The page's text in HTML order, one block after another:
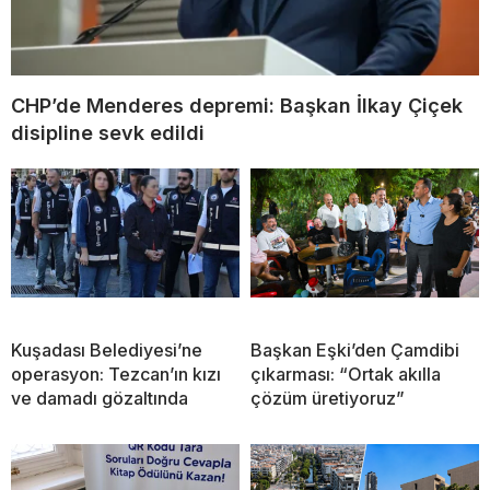
CHP’de Menderes depremi: Başkan İlkay Çiçek
disipline sevk edildi
Kuşadası Belediyesi’ne
operasyon: Tezcan’ın kızı
ve damadı gözaltında
Başkan Eşki’den Çamdibi
çıkarması: “Ortak akılla
çözüm üretiyoruz”